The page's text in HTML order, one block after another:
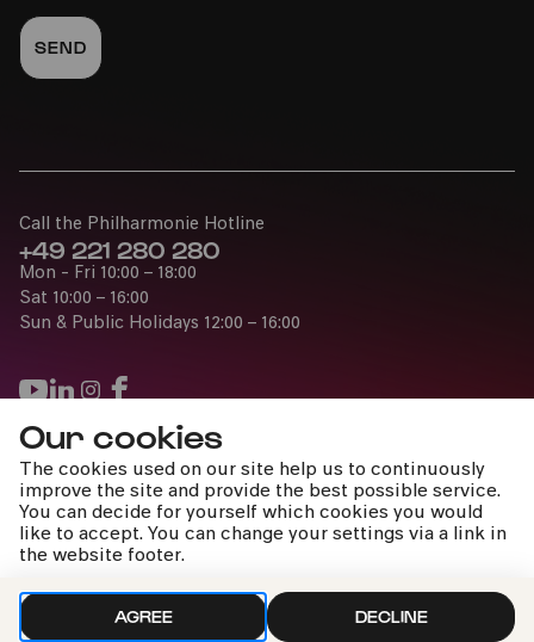
Our cookies
The cookies used on our site help us to continuously
improve the site and provide the best possible service.
You can decide for yourself which cookies you would
like to accept. You can change your settings via a link in
the website footer.
AGREE DECLINE
14.06.2024
16:00
Bürgerzentrum Nippes – Altenberger Hof
PhilharmonieVeedel Pänz
»Spiel.Platz.Musik.«
Fri
14.06.2024
10:30
Press
Jobs
News
Contact
Submit a withdrawal request
Call the Philharmonie Hotline
+49 221 280 280
Mon - Fri 10:00 – 18:00
Sat 10:00 – 16:00
Sun & Public Holidays 12:00 – 16:00